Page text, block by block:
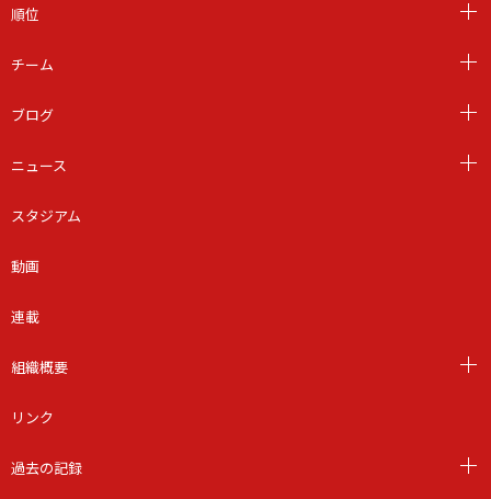
順位
チーム
ブログ
ニュース
スタジアム
動画
連載
組織概要
リンク
過去の記録